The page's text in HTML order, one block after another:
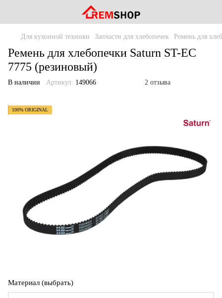
Для кухонной техники Запчасти для хлебопечек Ремень для
Ремень для хлебопечки Saturn ST-EC
7775 (резиновый)
В наличии Артикул: 149066 2 отзыва
100% ORIGINAL
Материал (выбрать)